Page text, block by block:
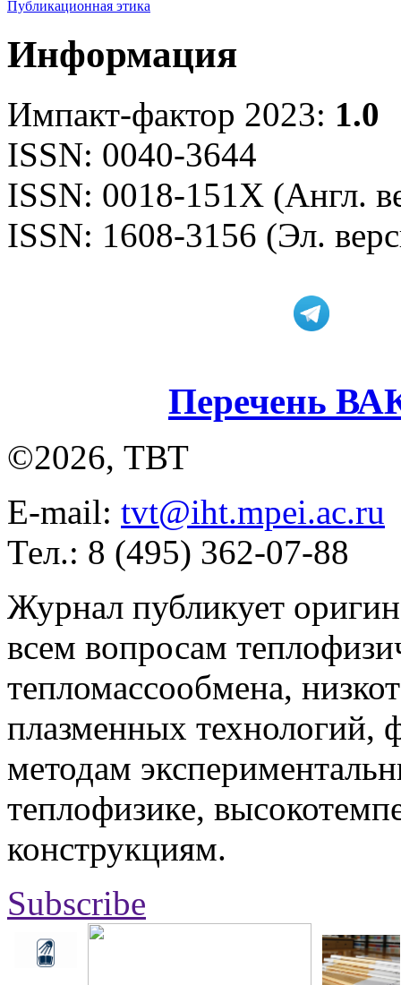
Публикационная этика
Информация
Импакт-фактор 2023: 1.0
ISSN: 0040-3644
ISSN: 0018-151X (Англ.
ISSN: 1608-3156 (Эл.
Перечень
©2026, ТВТ
E-mail: tvt@iht.mpei.ac.ru
Тел.: 8 (495) 362-07-88
Журнал публикует
всем вопросам
тепломассообмена,
плазменных технологий,
методам
теплофизике,
конструкциям.
Subscribe